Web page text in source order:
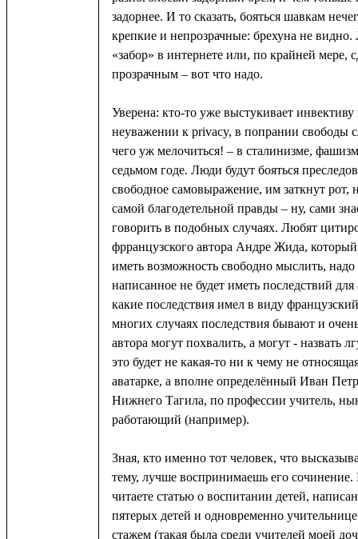
задорнее. И то сказать, бояться шавкам
крепкие и непрозрачные: брехуна не
«забор» в интернете или, по крайней мере,
прозрачным – вот что надо.
Уверена: кто-то уже выстукивает инвективу
неуважении к privacy, в попрании свободы
чего уж мелочиться! – в сталинизме,
седьмом годе. Люди будут бояться
свободное самовыражение, им заткнут рот,
самой благодетельной правды – ну, сами
говорить в подобных случаях. Любят
фрранцузского автора Андре Жида,
иметь возможность свободно мыслить,
написанное не будет иметь последствий
какие последствия имел в виду
многих случаях последствия бывают и
автора могут похвалить, а могут - назвать
это будет не какая-то ни к чему не
аватарке, а вполне определённый Иван
Нижнего Тагила, по профессии учитель,
работающий (например).
Зная, кто именно тот человек, что
тему, лучше воспринимаешь его
читаете статью о воспитании детей,
пятерых детей и одновременно
стажем (такая была среди учителей моей